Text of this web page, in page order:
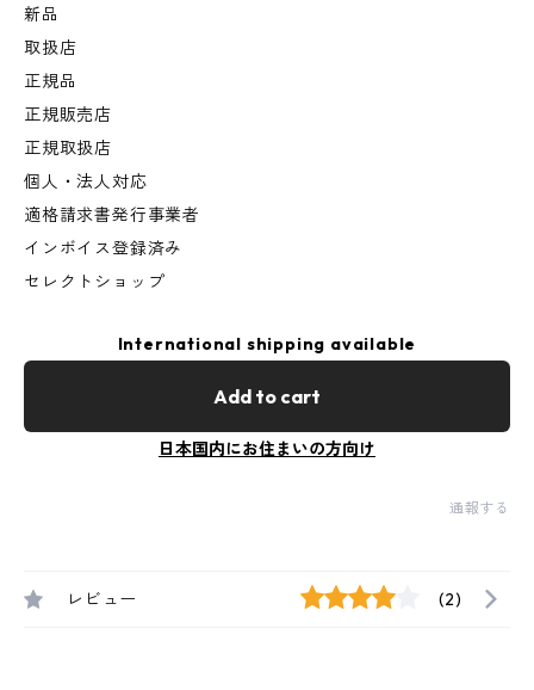
新品
取扱店
正規品
正規販売店
正規取扱店
個人・法人対応
適格請求書発行事業者
インボイス登録済み
セレクトショップ
International shipping available
Add to cart
日本国内にお住まいの方向け
通報する
レビュー (2)